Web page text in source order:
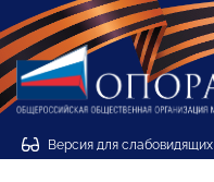
Версия для слабовидящих